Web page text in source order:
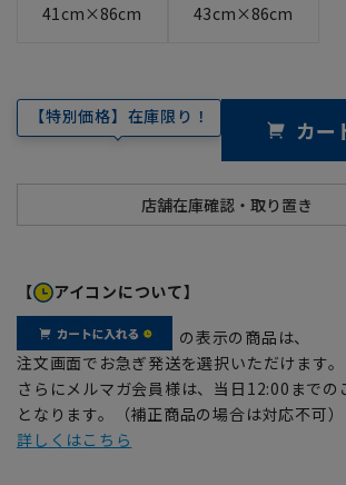
41cm×86cm 43cm×86cm
【特別価格】在庫限り！ カー
【 アイコンについて】
の表示の商品は、
注文画面でお急ぎ発送を選択いただけます。
さらにメルマガ会員様は、当日12:00までの
となります。（補正商品の場合は対応不可）
詳しくはこちら